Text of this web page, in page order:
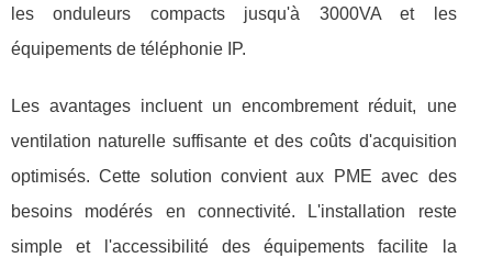
les onduleurs compacts jusqu'à 3000VA et les
équipements de téléphonie IP.
Les avantages incluent un encombrement réduit, une
ventilation naturelle suffisante et des coûts d'acquisition
optimisés. Cette solution convient aux PME avec des
besoins modérés en connectivité. L'installation reste
simple et l'accessibilité des équipements facilite la